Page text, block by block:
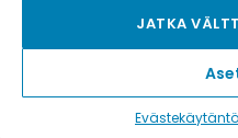
JATKA
Evästekäytäntö